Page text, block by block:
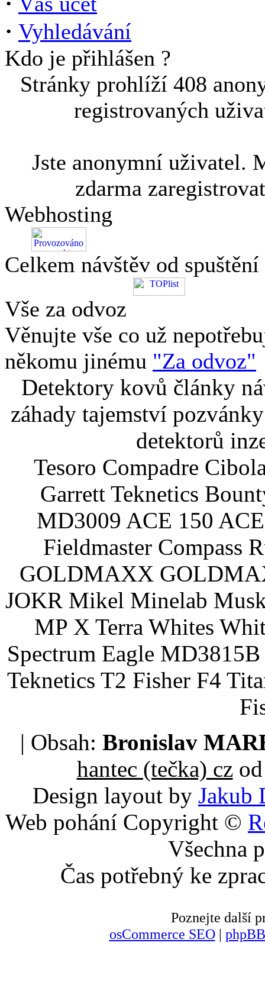
· Vyhledávání
Kdo je přihlášen ?
Stránky prohlíží 408
registrovaných
Jste anonymní uživatel.
zdarma
Webhosting
Celkem návštěv od
Vše za odvoz
Věnujte vše co už
někomu jinému "Za odvoz"
Detektory kovů články
záhady tajemství
detektorů
Tesoro Compadre
Garrett Teknetics
MD3009 ACE 150
Fieldmaster Compass
GOLDMAXX
JOKR Mikel Minelab
MP X Terra Whites
Spectrum Eagle
Teknetics T2 Fisher F4
| Obsah: Bronislav
hantec (tečka) czod
Design layout by Jakub
Web pohání Copyright ©
Všechna
Čas potřebný ke
Poznejte další
osCommerce SEO|